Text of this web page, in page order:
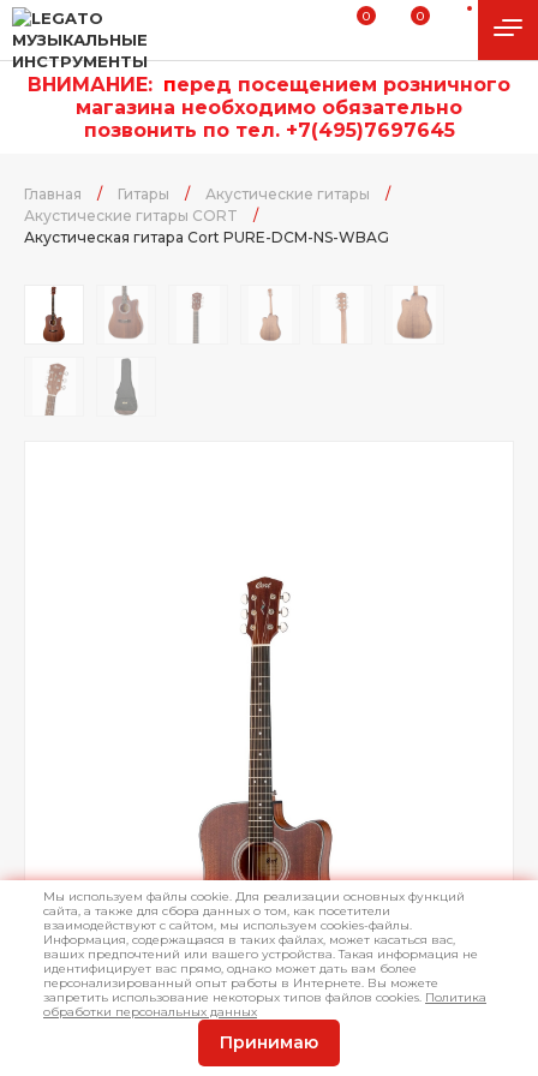
0 0
ВНИМАНИЕ: перед посещением розничного
магазина необходимо обязательно
позвонить по тел. +7(495)7697645
Главная / Гитары / Акустические гитары
/
Акустические гитары CORT
/
Акустическая гитара Cort PURE-DCM-NS-WBAG
Мы используем файлы cookie. Для реализации основных функций
сайта, а также для сбора данных о том, как посетители
взаимодействуют с сайтом, мы используем cookies-файлы.
Информация, содержащаяся в таких файлах, может касаться вас,
ваших предпочтений или вашего устройства. Такая информация не
идентифицирует вас прямо, однако может дать вам более
персонализированный опыт работы в Интернете. Вы можете
запретить использование некоторых типов файлов cookies. Политика
обработки персональных данных
Принимаю